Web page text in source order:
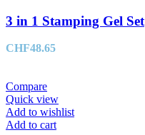
3 in 1 Stamping Gel Set
CHF48.65
Compare
Quick view
Add to wishlist
Add to cart